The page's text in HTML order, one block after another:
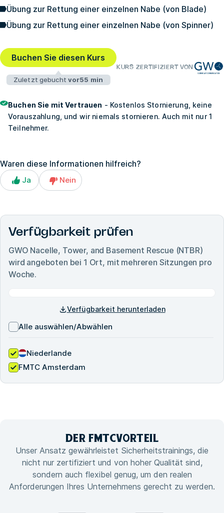
Übung zur Rettung einer einzelnen Nabe (von Blade)
Übung zur Rettung einer einzelnen Nabe (von Spinner)
Buchen Sie diesen Kurs
Zuletzt gebucht vor55 min
KURS ZERTIFIZIERT VON
Buchen Sie mit Vertrauen - Kostenlos Stornierung, keine
Vorauszahlung, und wir niemals stornieren. Auch mit nur 1
Teilnehmer.
Waren diese Informationen hilfreich?
Ja Nein
Verfügbarkeit prüfen
GWO Nacelle, Tower, and Basement Rescue (NTBR)
wird angeboten bei 1 Ort, mit mehreren Sitzungen pro
Woche.
Verfügbarkeit herunterladen
Alle auswählen/Abwählen
Niederlande
FMTC Amsterdam
DER FMTCVORTEIL
Unser Ansatz gewährleistet Sicherheitstrainings, die
nicht nur zertifiziert und von hoher Qualität sind,
sondern auch flexibel genug, um den realen
Anforderungen Ihres Unternehmens gerecht zu werden.